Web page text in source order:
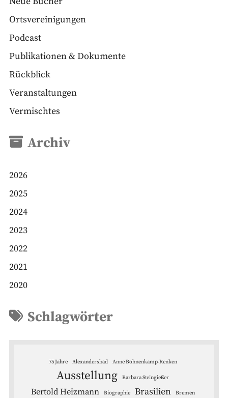
Ortsvereinigungen
Podcast
Publikationen & Dokumente
Rückblick
Veranstaltungen
Vermischtes
Archiv
2026
2025
2024
2023
2022
2021
2020
Schlagwörter
75 Jahre Alexandersbad Anne Bohnenkamp-Renken
Ausstellung Barbara Steingießer
Bertold Heizmann Biographie Brasilien Bremen